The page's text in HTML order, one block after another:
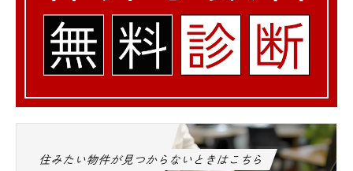
住みたい物件が見つからないときはこちら